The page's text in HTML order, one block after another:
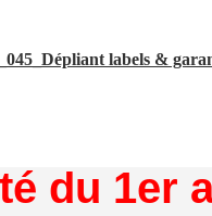
labels &
du 1er